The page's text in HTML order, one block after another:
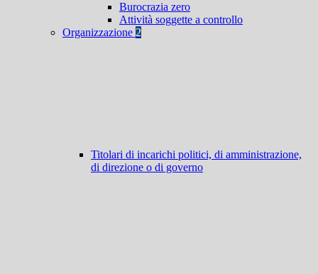
Burocrazia zero
Attività soggette a controllo
Organizzazione 2
Titolari di incarichi politici, di amministrazione,
di direzione o di governo